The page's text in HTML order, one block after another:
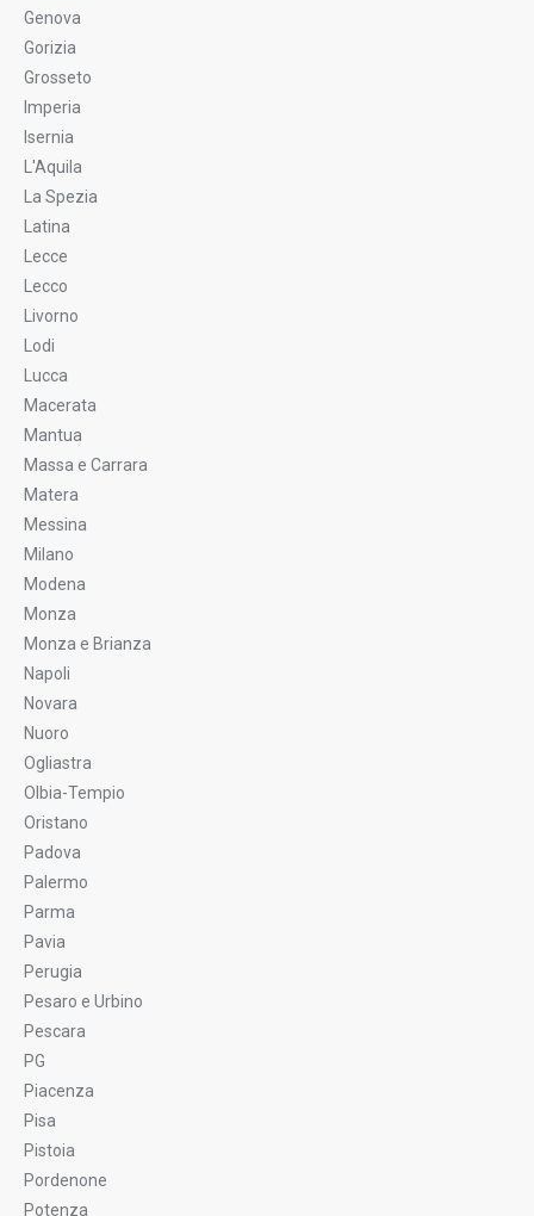
Genova
Gorizia
Grosseto
Imperia
Isernia
L'Aquila
La Spezia
Latina
Lecce
Lecco
Livorno
Lodi
Lucca
Macerata
Mantua
Massa e Carrara
Matera
Messina
Milano
Modena
Monza
Monza e Brianza
Napoli
Novara
Nuoro
Ogliastra
Olbia-Tempio
Oristano
Padova
Palermo
Parma
Pavia
Perugia
Pesaro e Urbino
Pescara
PG
Piacenza
Pisa
Pistoia
Pordenone
Potenza